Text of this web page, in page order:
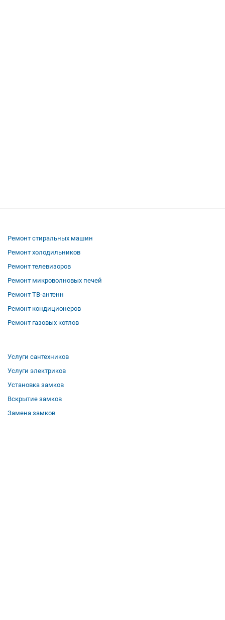
Ремонт стиральных машин
Ремонт холодильников
Ремонт телевизоров
Ремонт микроволновых печей
Ремонт ТВ-антенн
Ремонт кондиционеров
Ремонт газовых котлов
Услуги сантехников
Услуги электриков
Установка замков
Вскрытие замков
Замена замков